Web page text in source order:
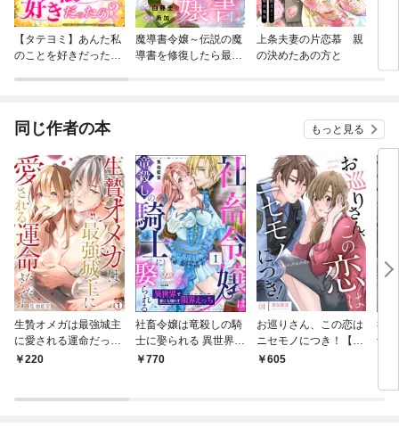
【タテヨミ】あんた私
のことを好きだった
魔導書令嬢～伝説の魔
導書を修復したら最強
上条夫妻の片恋慕 親
の決めたあの方と
同じ作者の本 もっと見る
生贄オメガは最強城主
に愛される運命だった
ようです(1)
220
社畜令嬢は竜殺しの騎
士に娶られる 異世界で
家にも帰れず限界えっ
770
お巡りさん、この恋は
ニセモノにつき！【描
き下ろしおまけ付き特
605
社
士
話】